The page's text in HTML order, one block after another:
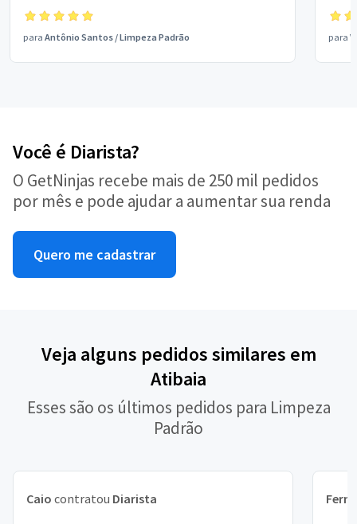
para Antônio Santos /Limpeza Padrão para
Você é Diarista?
O GetNinjas recebe mais de 250 mil pedidos
por mês e pode ajudar a aumentar sua renda
Quero me cadastrar
Veja alguns pedidos similares em
Atibaia
Esses são os últimos pedidos para Limpeza
Padrão
Caio contratou Diarista